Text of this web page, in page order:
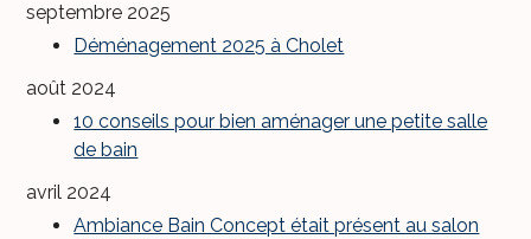
septembre 2025
Déménagement 2025 à Cholet
août 2024
10 conseils pour bien aménager une petite salle
de bain
avril 2024
Ambiance Bain Concept était présent au salon